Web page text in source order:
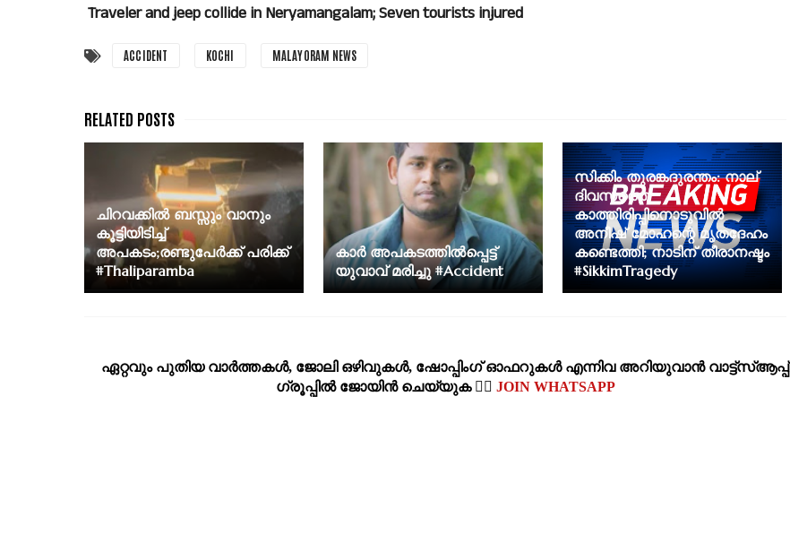
Traveler and jeep collide in Neryamangalam; Seven tourists injured
ACCIDENT KOCHI MALAYORAM NEWS
ചിറവക്കിൽ ബസ്സും വാനും
കൂട്ടിയിടിച്ച്
അപകടം;രണ്ടുപേർക്ക് പരിക്ക്
#Thaliparamba
കാർ അപകടത്തിൽപ്പെട്ട്
യുവാവ് മരിച്ചു #Accident
സിക്കിം തുരങ്കദുരന്തം: നാല്
ദിവസത്തെ
കാത്തിരിപ്പിനൊടുവിൽ
അനീഷ് മോഹന്റെ മൃതദേഹം
കണ്ടെത്തി; നാടിന് തീരാനഷ്ടം
#SikkimTragedy
ഏറ്റവും പുതിയ വാര്‍ത്തകള്‍, ജോലി ഒഴിവുകള്‍, ഷോപ്പിംഗ്‌ ഓഫറുകള്‍ എന്നിവ അറിയുവാന്‍ വാട്ട്സ്ആപ്പ്
ഗ്രൂപ്പില്‍ ജോയിന്‍ ചെയ്യുക 👉🏽 JOIN WHATSAPP